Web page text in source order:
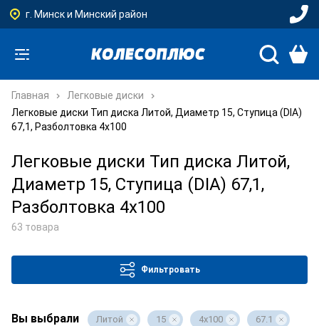
г. Минск и Минский район
Главная
Легковые диски
Легковые диски Тип диска Литой, Диаметр 15, Ступица (DIA)
67,1, Разболтовка 4x100
Легковые диски Тип диска Литой,
Диаметр 15, Ступица (DIA) 67,1,
Разболтовка 4x100
63 товара
Фильтровать
Вы выбрали Литой 15 4x100 67.1